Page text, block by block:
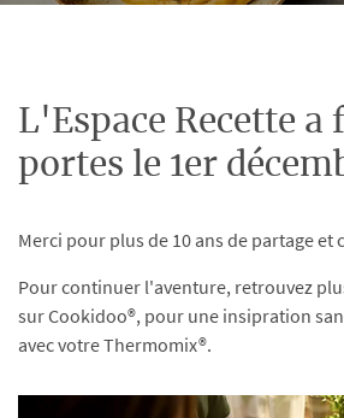
L'Espace Recette a
portes le 1er
Merci pour plus de 10 ans de partage et
Pour continuer l'aventure, retrouvez
sur Cookidoo®, pour une insipration
avec votre Thermomix®.